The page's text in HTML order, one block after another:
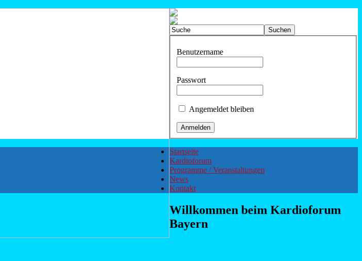
Benutzername
Passwort
Angemeldet bleiben
Startseite
Kardioforum
Programme / Veranstaltungen
News
Kontakt
Willkommen beim Kardioforum
Bayern